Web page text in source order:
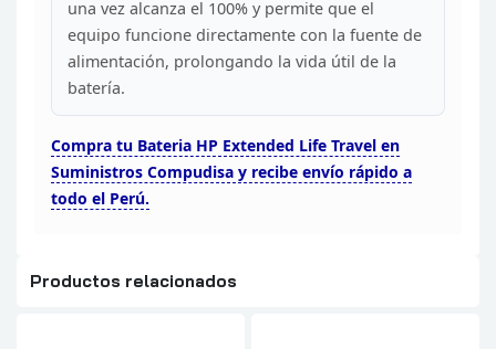
una vez alcanza el 100% ypermite que el
equipo funcione directamente con la fuente de
alimentación, prolongando la vida útil de la
batería.
Compra tu Bateria HP Extended Life Travel en
Suministros Compudisa y recibe envío rápido a
todo el Perú.
Productos relacionados